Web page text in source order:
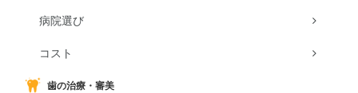
病院選び
コスト
歯の治療・審美